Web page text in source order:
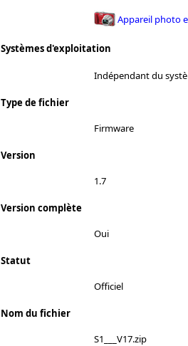
Appareil photo
Systèmes d'exploitation
Indépendant du
Type de fichier
Firmware
Version
1.7
Version complète
Oui
Statut
Officiel
Nom du fichier
S1___V17.zip